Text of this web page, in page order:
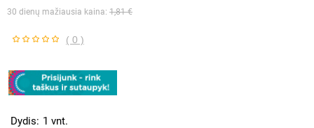
30 dienų mažiausia kaina: 1,81 €
( 0 )
Dydis 1 vnt.